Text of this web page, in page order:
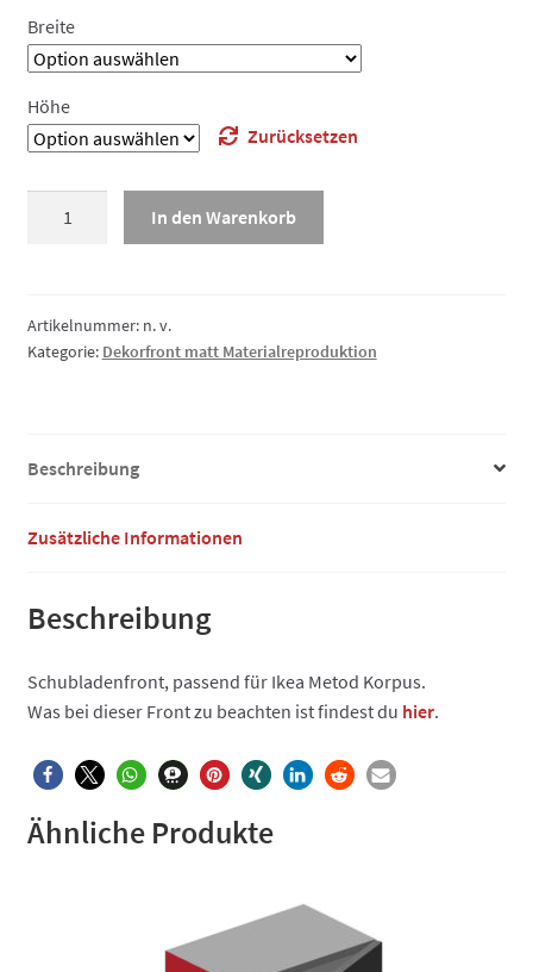
Breite
Höhe
Zurücksetzen
Menge
In den Warenkorb
Artikelnummer: n. v.
Kategorie: Dekorfront matt Materialreproduktion
Beschreibung
Zusätzliche Informationen
Beschreibung
Schubladenfront, passend für Ikea Metod Korpus.
Was bei dieser Front zu beachten ist findest du hier.
Ähnliche Produkte